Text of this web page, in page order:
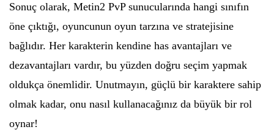
Sonuç olarak, Metin2 PvP sunucularında hangi sınıfın
öne çıktığı, oyuncunun oyun tarzına ve stratejisine
bağlıdır. Her karakterin kendine has avantajları ve
dezavantajları vardır, bu yüzden doğru seçim yapmak
oldukça önemlidir. Unutmayın, güçlü bir karaktere sahip
olmak kadar, onu nasıl kullanacağınız da büyük bir rol
oynar!